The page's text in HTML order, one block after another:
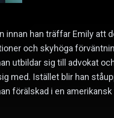
innan han träffar Emily
och skyhöga
utbildar sig till advokat
med. Istället blir han
förälskad i en